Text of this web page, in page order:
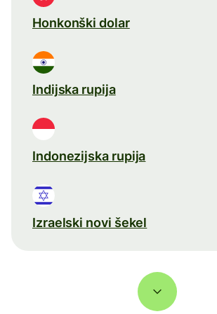
Honkonški dolar
Indijska rupija
Indonezijska rupija
Izraelski novi šekel